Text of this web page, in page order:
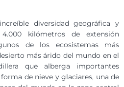
diversidad geográfica y
kilómetros de extensión
de los ecosistemas más
más árido del mundo en el
que alberga importantes
de nieve y glaciares, una de